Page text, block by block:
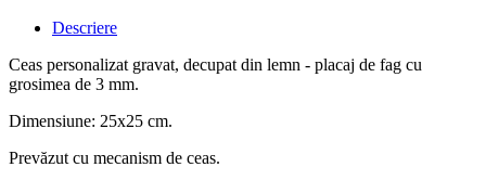
Descriere
Ceas personalizat gravat, decupat din lemn - placaj de fag cu
grosimea de 3 mm.
Dimensiune: 25x25 cm.
Prevăzut cu mecanism de ceas.